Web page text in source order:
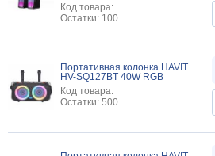
Код товара:
Остатки: 100
Портативная колонка HAVIT
HV-SQ127BT 40W RGB
Код товара:
Остатки: 500